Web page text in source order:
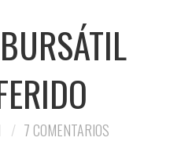
7 COMENTARIOS